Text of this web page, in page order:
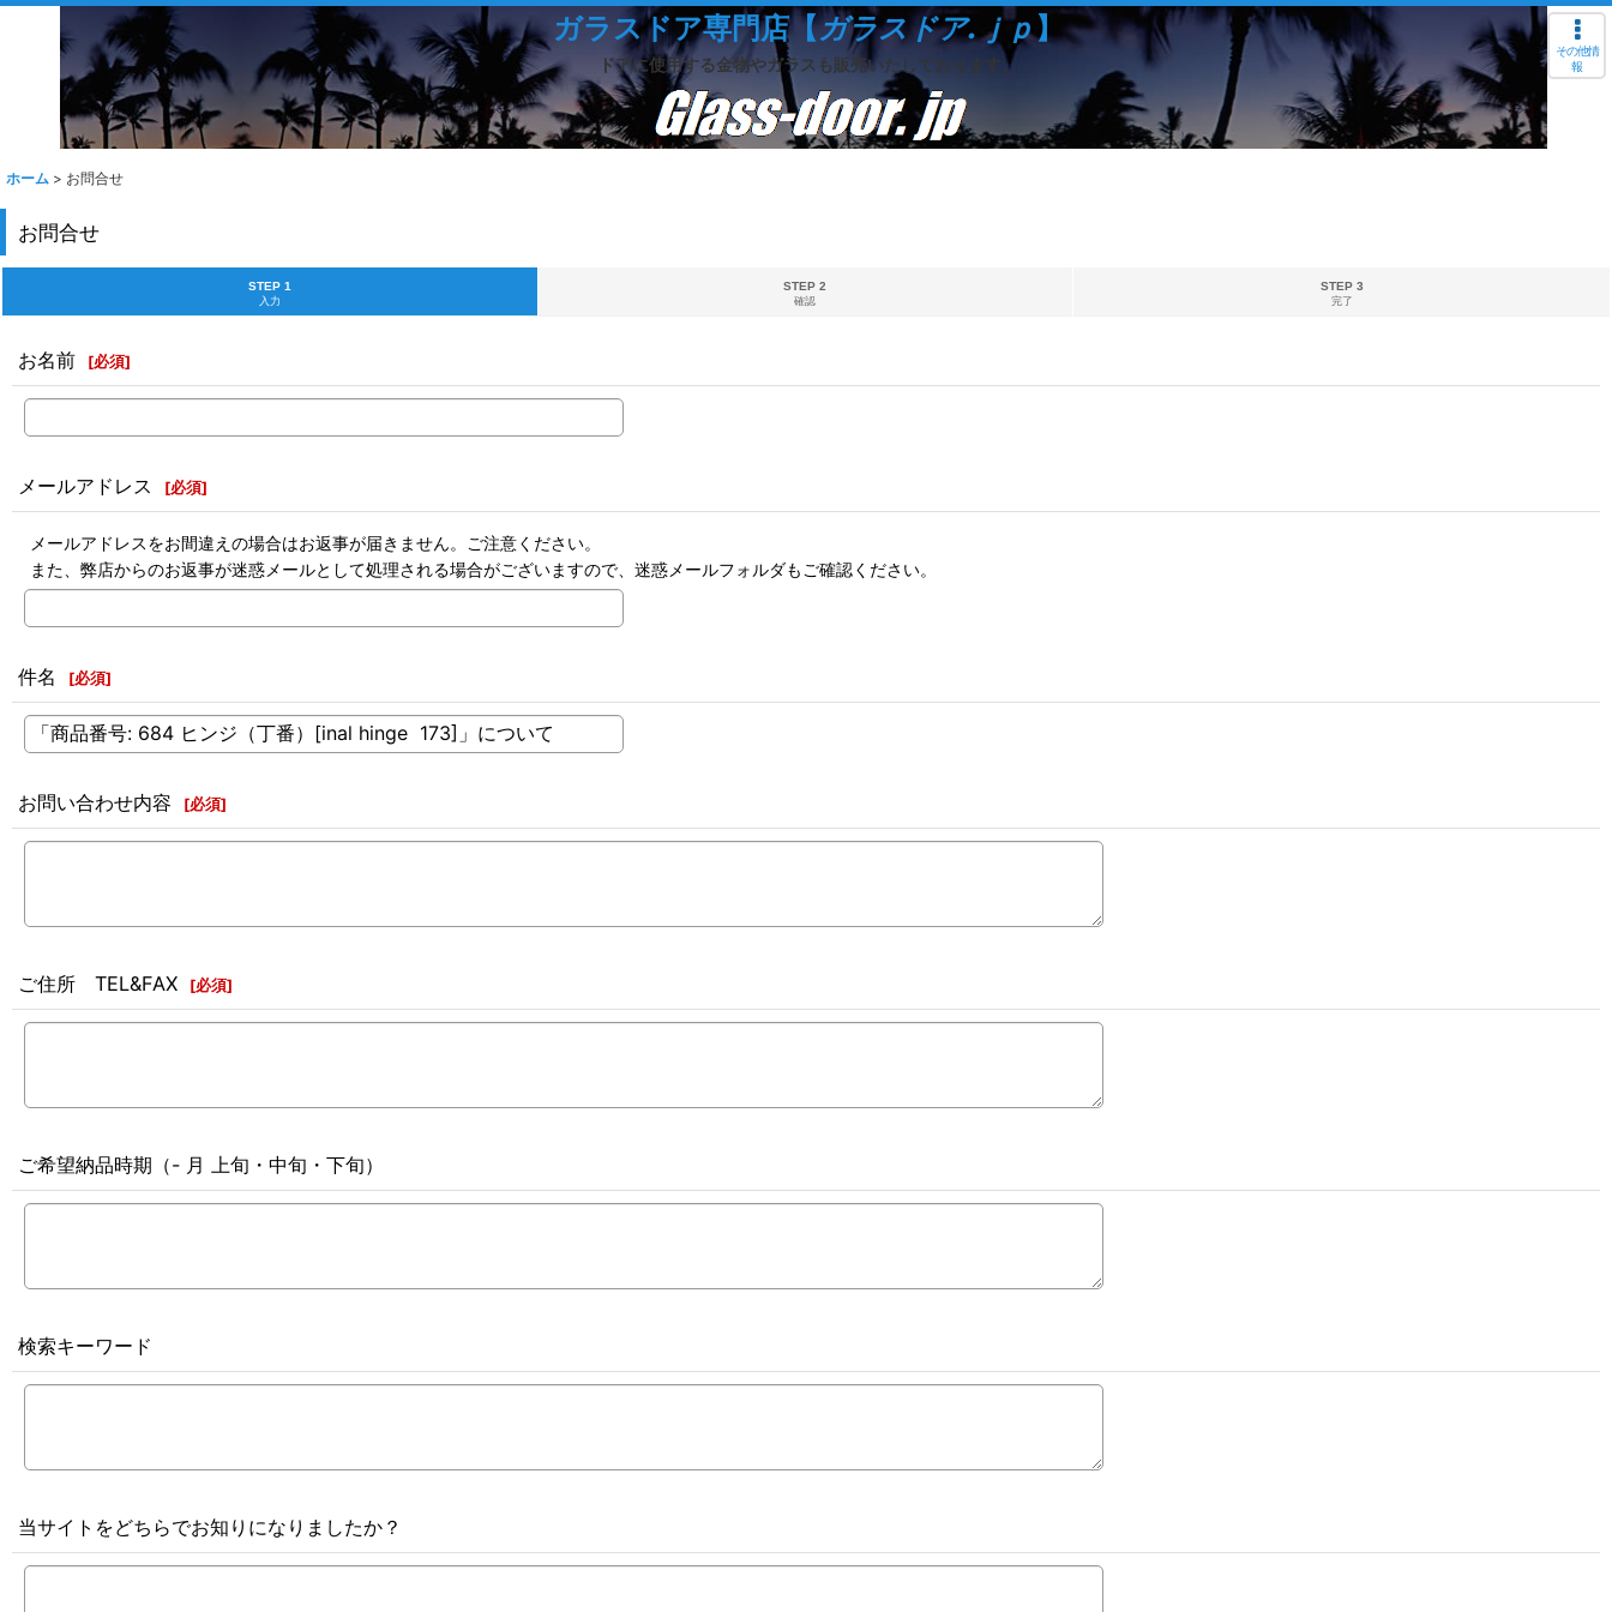
ガラスドア専門店【ガラスドア.ｊｐ】
ドアに使用する金物やガラスも販売いたしております。
その他情
報
ホーム > お問合せ
お問合せ
STEP 1
入力
STEP 2
確認
STEP 3
完了
お名前 [必須]
メールアドレス [必須]
メールアドレスをお間違えの場合はお返事が届きません。ご注意ください。
また、弊店からのお返事が迷惑メールとして処理される場合がございますので、迷惑メールフォルダもご確認ください。
件名 [必須]
お問い合わせ内容 [必須]
ご住所 TEL&FAX [必須]
ご希望納品時期（- 月 上旬・中旬・下旬）
検索キーワード
当サイトをどちらでお知りになりましたか？